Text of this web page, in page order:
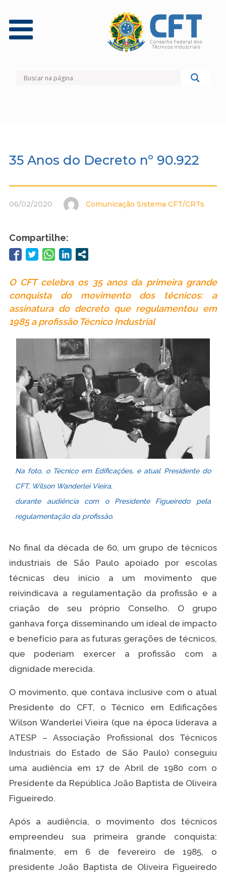
35 Anos do Decreto nº 90.922
06/02/2020 Comunicação Sistema CFT/CRTs
Compartilhe:
O CFT celebra os 35 anos da primeira grande
conquista do movimento dos técnicos: a
assinatura do decreto que regulamentou em
1985 a profissão Técnico Industrial
Na foto, o Técnico em Edificações, e atual Presidente do
CFT, Wilson Wanderlei Vieira,
durante audiência com o Presidente Figueiredo pela
regulamentação da profissão.
No final da década de 60, um grupo de técnicos
industriais de São Paulo apoiado por escolas
técnicas deu início a um movimento que
reivindicava a regulamentação da profissão e a
criação de seu próprio Conselho. O grupo
ganhava força disseminando um ideal de impacto
e benefício para as futuras gerações de técnicos,
que poderiam exercer a profissão com a
dignidade merecida.
O movimento, que contava inclusive com o atual
Presidente do CFT, o Técnico em Edificações
Wilson Wanderlei Vieira (que na época liderava a
ATESP – Associação Profissional dos Técnicos
Industriais do Estado de São Paulo) conseguiu
uma audiência em 17 de Abril de 1980 com o
Presidente da República João Baptista de Oliveira
Figueiredo.
Após a audiência, o movimento dos técnicos
empreendeu sua primeira grande conquista:
finalmente, em 6 de fevereiro de 1985, o
presidente João Baptista de Oliveira Figueiredo